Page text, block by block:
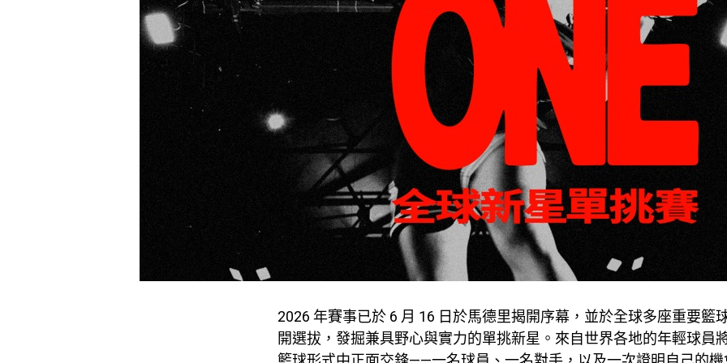
2026 年賽事已於 6 月 16 日於馬德里揭開序幕，並於全球多座重要籃
開選拔，發掘兼具野心與實力的單挑新星。來自世界各地的年輕球員